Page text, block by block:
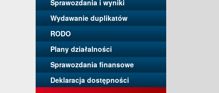
Sprawozdania i wyniki
Wydawanie duplikatów
RODO
Plany działalności
Sprawozdania finansowe
Deklaracja dostępności